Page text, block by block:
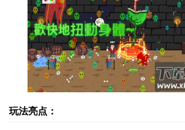
玩法亮点：